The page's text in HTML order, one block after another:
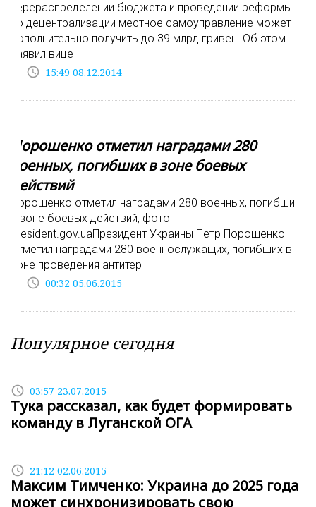
перераспределении бюджета и проведении реформы
по децентрализации местное самоуправление может
дополнительно получить до 39 млрд гривен. Об этом
заявил вице-
access_time 15:49 08.12.2014
Порошенко отметил наградами 280
военных, погибших в зоне боевых
действий
Порошенко отметил наградами 280 военных, погибших
в зоне боевых действий, фото
president.gov.uaПрезидент Украины Петр Порошенко
отметил наградами 280 военнослужащих, погибших в
зоне проведения антитер
access_time 00:32 05.06.2015
Популярное сегодня
access_time 03:57 23.07.2015
Тука рассказал, как будет формировать
команду в Луганской ОГА
access_time 21:12 02.06.2015
Максим Тимченко: Украина до 2025 года
может синхронизировать свою